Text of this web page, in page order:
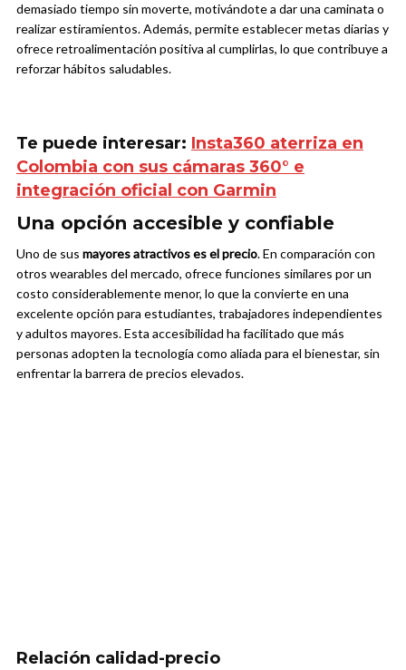
demasiado tiempo sin moverte, motivándote a dar una caminata o
realizar estiramientos. Además, permite establecer metas diarias y
ofrece retroalimentación positiva al cumplirlas, lo que contribuye a
reforzar hábitos saludables.
Te puede interesar: Insta360 aterriza en
Colombia con sus cámaras 360° e
integración oficial con Garmin
Una opción accesible y confiable
Uno de sus mayores atractivos es el precio. En comparación con
otros wearables del mercado, ofrece funciones similares por un
costo considerablemente menor, lo que la convierte en una
excelente opción para estudiantes, trabajadores independientes
y adultos mayores. Esta accesibilidad ha facilitado que más
personas adopten la tecnología como aliada para el bienestar, sin
enfrentar la barrera de precios elevados.
Relación calidad-precio